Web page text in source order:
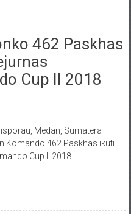
462 Paskhas
Cup II 2018
Medan, Sumatera
Komando 462 Paskhas ikuti
Cup II 2018